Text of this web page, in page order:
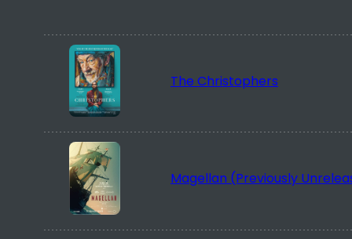
The Christophers
Magellan (Previously